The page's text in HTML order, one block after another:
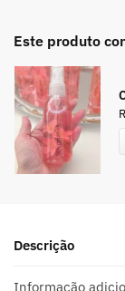
Este produto
Descrição
Informação